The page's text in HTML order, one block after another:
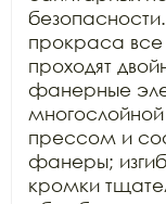
прокраса
проходят
фанерные
прессом и
фанеры;
кромки